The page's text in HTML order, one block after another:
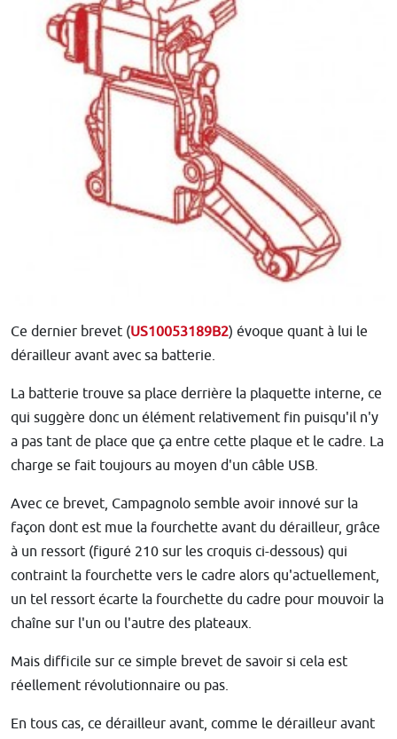
Ce dernier brevet (US10053189B2) évoque quant à lui le
dérailleur avant avec sa batterie.
La batterie trouve sa place derrière la plaquette interne, ce
qui suggère donc un élément relativement fin puisqu'il n'y
a pas tant de place que ça entre cette plaque et le cadre. La
charge se fait toujours au moyen d'un câble USB.
Avec ce brevet, Campagnolo semble avoir innové sur la
façon dont est mue la fourchette avant du dérailleur, grâce
à un ressort (figuré 210 sur les croquis ci-dessous) qui
contraint la fourchette vers le cadre alors qu'actuellement,
un tel ressort écarte la fourchette du cadre pour mouvoir la
chaîne sur l'un ou l'autre des plateaux.
Mais difficile sur ce simple brevet de savoir si cela est
réellement révolutionnaire ou pas.
En tous cas, ce dérailleur avant, comme le dérailleur avant